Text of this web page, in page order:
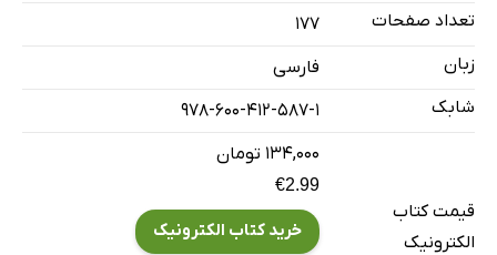
تعداد صفحات
177
زبان
فارسی
شابک
978-600-412-587-1
قیمت کتاب
الکترونیک
۱۳۴,۰۰۰ تومان
€2.99
خرید کتاب الکترونیک